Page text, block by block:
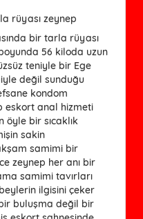
rüyası zeynep
bir tarla rüyası
56 kiloda uzun
teniyle bir Ege
değil sunduğu
kondom
eskort anal hizmeti
bir sıcaklık
sakin
samimi bir
zeynep her anı bir
samimi tavırları
ilgisini çeker
buluşma değil bir